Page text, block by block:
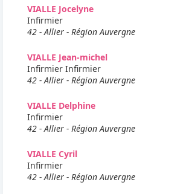
VIALLE Jocelyne
Infirmier
42 - Allier - Région Auvergne
VIALLE Jean-michel
Infirmier Infirmier
42 - Allier - Région Auvergne
VIALLE Delphine
Infirmier
42 - Allier - Région Auvergne
VIALLE Cyril
Infirmier
42 - Allier - Région Auvergne